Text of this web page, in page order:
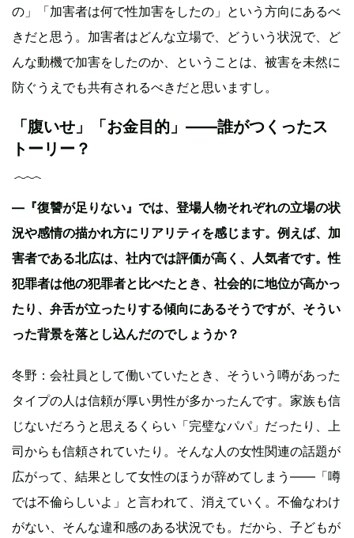
の」「加害者は何で性加害をしたの」という方向にあるべ
きだと思う。加害者はどんな立場で、どういう状況で、ど
んな動機で加害をしたのか、ということは、被害を未然に
防ぐうえでも共有されるべきだと思いますし。
「腹いせ」「お金目的」——誰がつくったス
トーリー？
―『復讐が足りない』では、登場人物それぞれの立場の状
況や感情の描かれ方にリアリティを感じます。例えば、加
害者である北広は、社内では評価が高く、人気者です。性
犯罪者は他の犯罪者と比べたとき、社会的に地位が高かっ
たり、弁舌が立ったりする傾向にあるそうですが、そうい
った背景を落とし込んだのでしょうか？
冬野：会社員として働いていたとき、そういう噂があった
タイプの人は信頼が厚い男性が多かったんです。家族も信
じないだろうと思えるくらい「完璧なパパ」だったり、上
司からも信頼されていたり。そんな人の女性関連の話題が
広がって、結果として女性のほうが辞めてしまう——「噂
では不倫らしいよ」と言われて、消えていく。不倫なわけ
がない、そんな違和感のある状況でも。だから、子どもが